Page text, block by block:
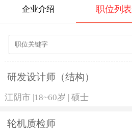
企业介绍 职位列表
研发设计师（结构）
江阴市 18~60岁 硕士
轮机质检师